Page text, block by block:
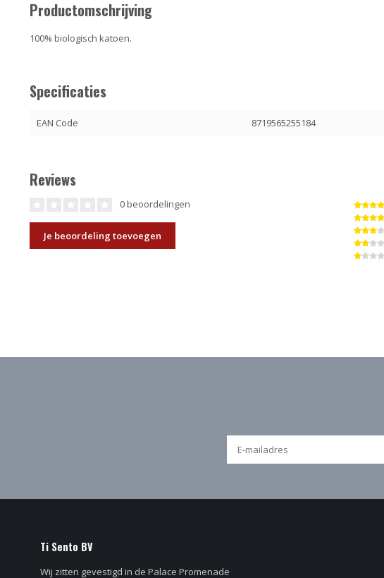
Productomschrijving
100% biologisch katoen.
Specificaties
EAN Code 8719565255184
Reviews
0 beoordelingen
Je beoordeling toevoegen
Ti Sento BV
Wij zitten gevestigd in de Palace Promenade